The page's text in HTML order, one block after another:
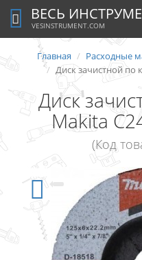
ВЕСЬ
VESINSTRUMENT.COM
Главная Расходные
Диск зачистной по
Диск
Makita
(Код